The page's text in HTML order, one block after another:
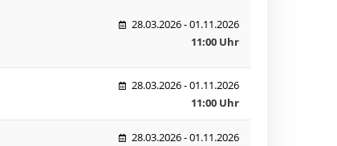
28.03.2026 - 01.11.2026
11:00 Uhr
28.03.2026 - 01.11.2026
11:00 Uhr
28.03.2026 - 01.11.2026